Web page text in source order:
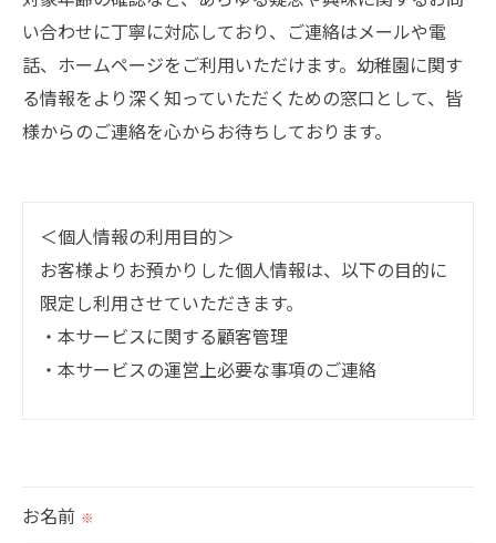
い合わせに丁寧に対応しており、ご連絡はメールや電
話、ホームページをご利用いただけます。幼稚園に関す
る情報をより深く知っていただくための窓口として、皆
様からのご連絡を心からお待ちしております。
＜個人情報の利用目的＞
お客様よりお預かりした個人情報は、以下の目的に
限定し利用させていただきます。
・本サービスに関する顧客管理
・本サービスの運営上必要な事項のご連絡
られた場合を除き、
お名前 ※